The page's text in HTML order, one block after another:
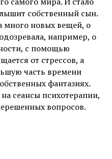
собственный сын.
много новых вещей, о
например, о
с помощью
от стрессов, а
часть времени
фантазиях.
сеансы психотерапии,
вопросов.